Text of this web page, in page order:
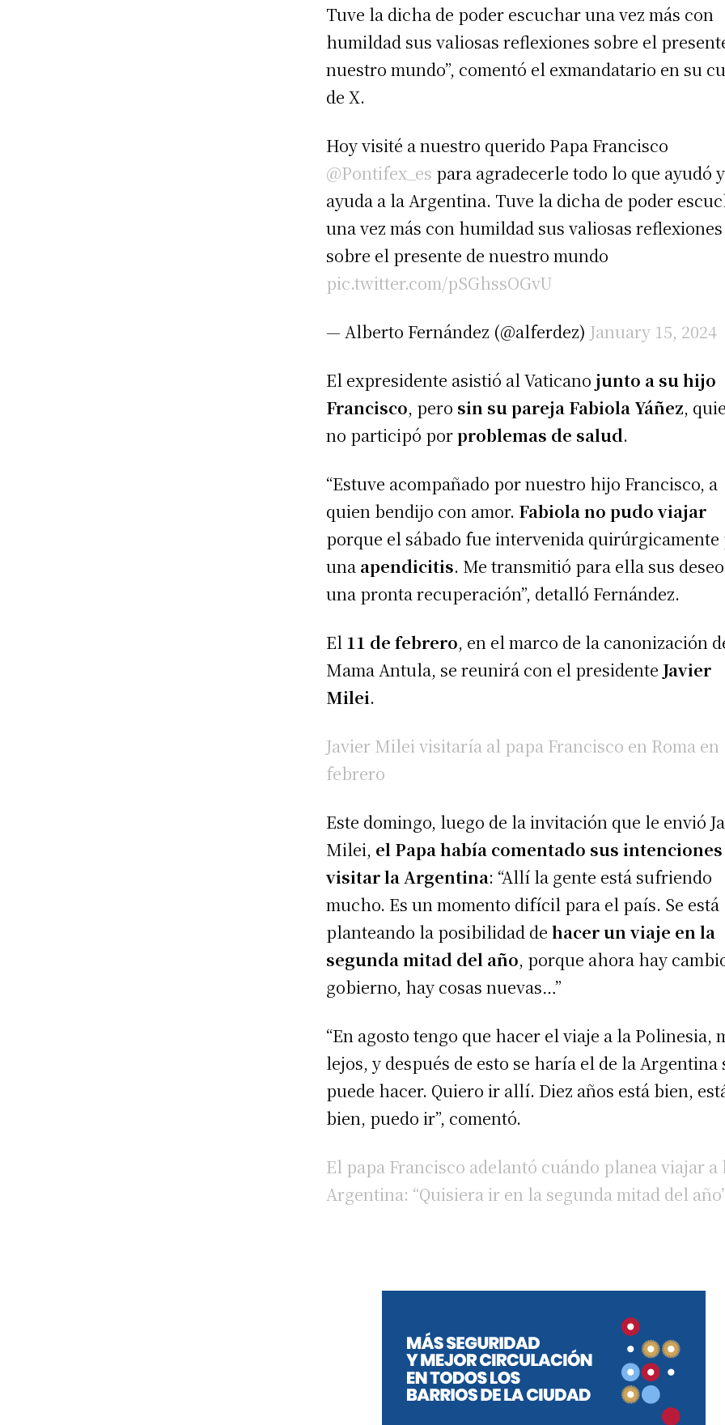
Tuve la dicha de poder escuchar una vez más con
humildad sus valiosas reflexiones sobre el
nuestro mundo”, comentó el exmandatario en su
de X.
Hoy visité a nuestro querido Papa Francisco
@Pontifex_es para agradecerle todo lo que ayudó y
ayuda a la Argentina. Tuve la dicha de poder
una vez más con humildad sus valiosas reflexiones
sobre el presente de nuestro mundo
pic.twitter.com/pSGhssOGvU
— Alberto Fernández (@alferdez) January 15, 2024
El expresidente asistió al Vaticano junto a su hijo
Francisco, pero sin su pareja Fabiola Yáñez,
no participó porproblemas de salud.
“Estuve acompañado por nuestro hijo Francisco, a
quien bendijo con amor. Fabiola no pudo viajar
porque el sábado fue intervenida quirúrgicamente
una apendicitis. Me transmitió para ella sus
una pronta recuperación”, detalló Fernández.
El 11 de febrero, en el marco de la canonización
Mama Antula, se reunirá con el presidenteJavier
Milei.
Javier Milei visitaría al papa Francisco en Roma en
febrero
Este domingo, luego de la invitación que le envió
Milei, el Papa había comentado sus
visitar la Argentina: “Allí la gente está sufriendo
mucho. Es un momento difícil para el país. Se está
planteando la posibilidad dehacer un viaje en la
segunda mitad del año, porque ahora hay
gobierno, hay cosas nuevas…”
“En agosto tengo que hacer el viaje a la Polinesia,
lejos, y después de esto se haría el de la Argentina
puede hacer. Quiero ir allí. Diez años está bien,
bien, puedo ir”, comentó.
El papa Francisco adelantó cuándo planea viajar a
Argentina: “Quisiera ir en la segunda mitad del